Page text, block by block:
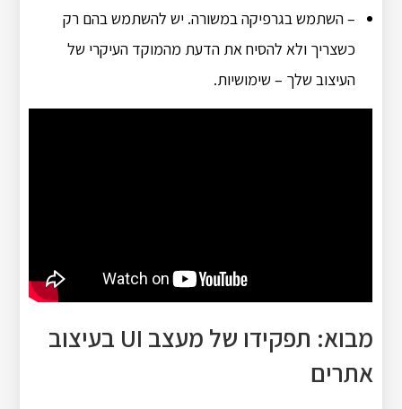
– השתמש בגרפיקה במשורה. יש להשתמש בהם רק
כשצריך ולא להסיח את הדעת מהמוקד העיקרי של
העיצוב שלך – שימושיות.
מבוא: תפקידו של מעצב UI בעיצוב
אתרים